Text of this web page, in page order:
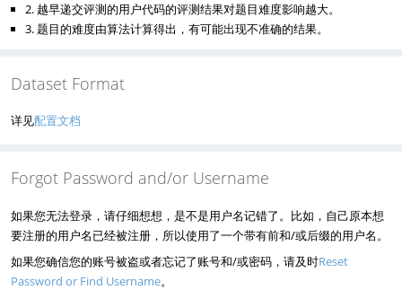
2. 越早递交评测的用户代码的评测结果对题目难度影响越大。
3. 题目的难度由算法计算得出，有可能出现不准确的结果。
Dataset Format
详见配置文档
Forgot Password and/or Username
如果您无法登录，请仔细想想，是不是用户名记错了。比如，自己原本想
要注册的用户名已经被注册，所以使用了一个带有前和/或后缀的用户名。
如果您确信您的账号被盗或者忘记了账号和/或密码，请及时Reset
Password or Find Username。